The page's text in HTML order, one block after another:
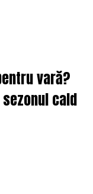
vară?
cald